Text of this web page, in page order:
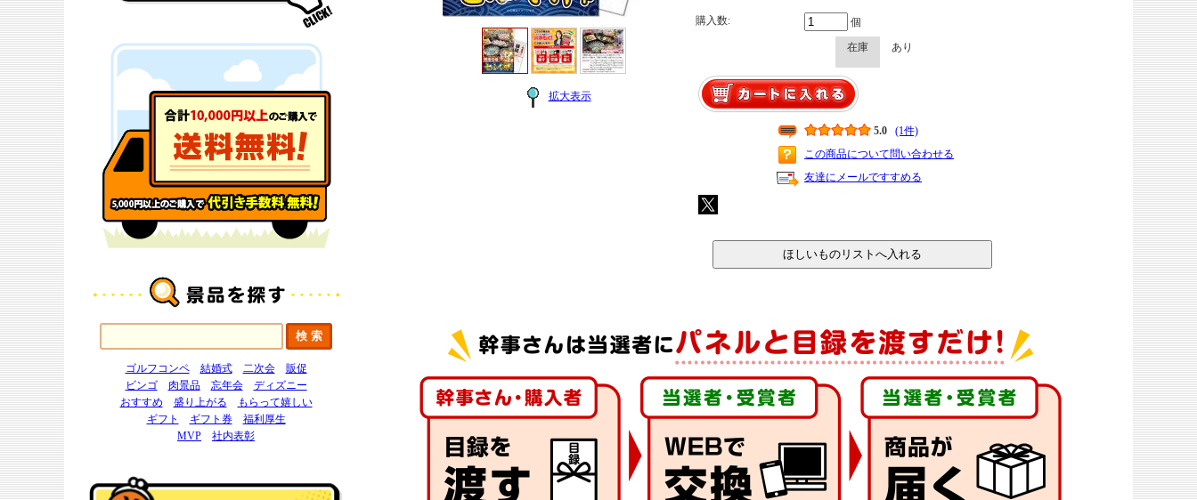
ゴルフコンペ 結婚式 二次会
販促
ビンゴ
肉景品 忘年会
ディズニー
おすすめ
盛り上がる
もらって嬉しい
ギフト
ギフト券
福利厚生
MVP
社内表彰
拡大表示
購入数:
個
在庫
あり
5.0
(1件)
この商品について問い合わせる
友達にメールですすめる